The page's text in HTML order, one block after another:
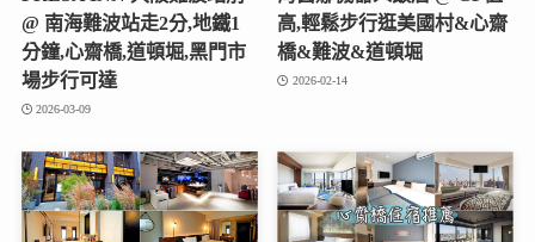
@ 南海難波站走2分,地鐵1
分鐘,心齋橋,道頓堀,黑門市
場步行可達
2026-03-09
高,輕鬆步行逛美國村&心齋
橋&難波&道頓堀
2026-02-14